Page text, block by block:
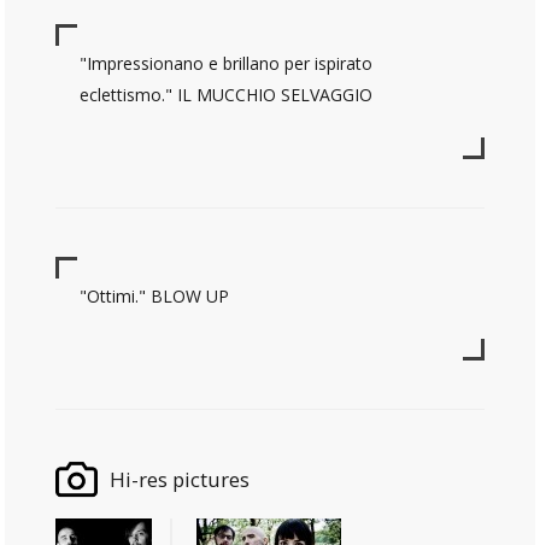
"Impressionano e brillano per ispirato
eclettismo." IL MUCCHIO SELVAGGIO
"Ottimi." BLOW UP
Hi-res pictures